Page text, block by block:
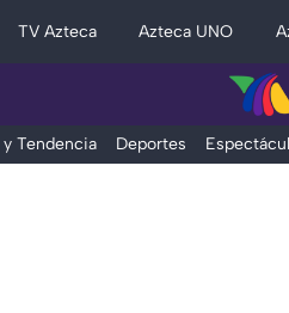
TV Azteca Azteca UNO
y Tendencia Deportes